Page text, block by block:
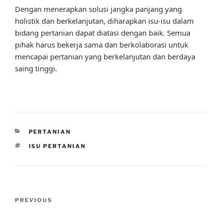
Dengan menerapkan solusi jangka panjang yang
holistik dan berkelanjutan, diharapkan isu-isu dalam
bidang pertanian dapat diatasi dengan baik. Semua
pihak harus bekerja sama dan berkolaborasi untuk
mencapai pertanian yang berkelanjutan dan berdaya
saing tinggi.
CATEGORIES
PERTANIAN
TAGS
ISU PERTANIAN
Previous
PREVIOUS